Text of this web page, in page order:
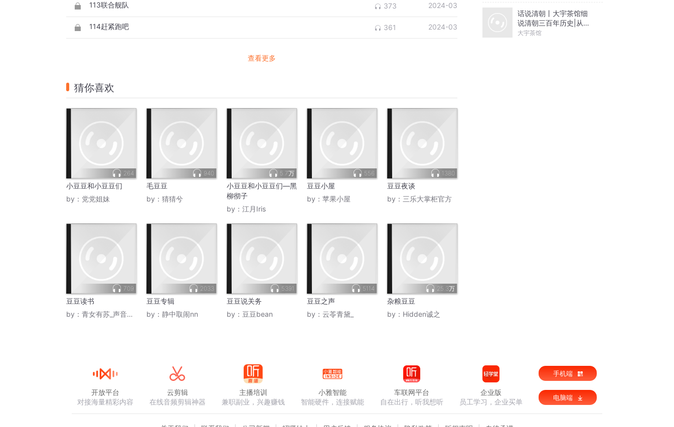
113联合舰队 373 2024-03
114赶紧跑吧 361 2024-03
查看更多
猜你喜欢
264
小豆豆和小豆豆们
by： 党党姐妹
940
毛豆豆
by： 猜猜兮
5.7万
小豆豆和小豆豆们—黑
柳彻子
by： 江月Iris
556
豆豆小屋
by： 苹果小屋
1380
豆豆夜谈
by： 三乐大掌柜官方
709
豆豆读书
by： 青女有苏_声音盒子
2033
豆豆专辑
by： 静中取闹nn
5391
豆豆说关务
by： 豆豆bean
5114
豆豆之声
by： 云苓青黛_
25.3万
杂粮豆豆
by： Hidden诚之
话说清朝丨大宇茶馆细
说清朝三百年历史|从努
尔哈赤到末代皇帝溥仪|
大宇茶馆
开放平台
对接海量精彩内容
云剪辑
在线音频剪辑神器
主播培训
兼职副业，兴趣赚钱
小雅智能
智能硬件，连接赋能
车联网平台
自在出行，听我想听
企业版
员工学习，企业买单
手机端
电脑端